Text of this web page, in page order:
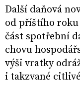
Další daňová
od příštího roku
část spotřební
chovu
výši vratky
i takzvané